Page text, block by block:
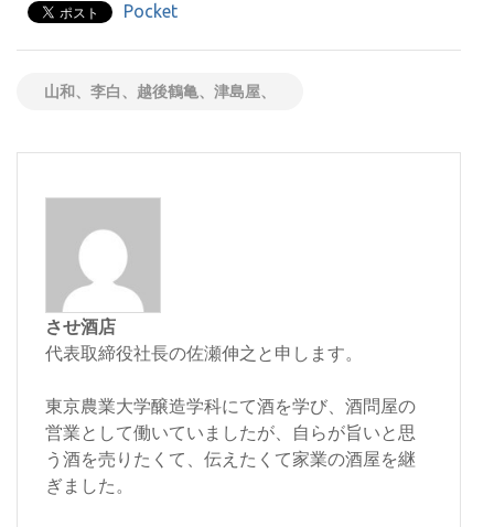
Pocket
山和、李白、越後鶴亀、津島屋、
させ酒店
代表取締役社長の佐瀬伸之と申します。
東京農業大学醸造学科にて酒を学び、酒問屋の
営業として働いていましたが、自らが旨いと思
う酒を売りたくて、伝えたくて家業の酒屋を継
ぎました。